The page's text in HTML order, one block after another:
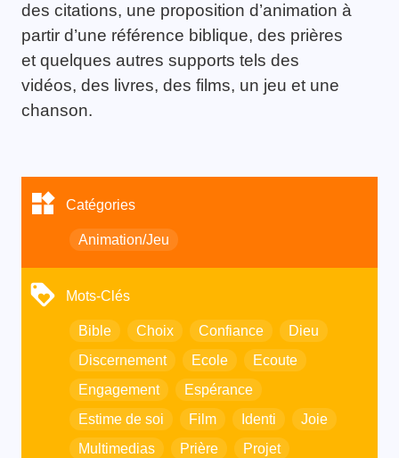
des citations, une proposition d’animation à
partir d’une référence biblique, des prières
et quelques autres supports tels des
vidéos, des livres, des films, un jeu et une
chanson.
Catégories
Animation/Jeu
Mots-Clés
Bible Choix Confiance
Dieu
Discernement
Ecole
Ecoute
Engagement
Espérance
Estime de soi
Film Identi
Joie
Multimedias
Prière
Projet